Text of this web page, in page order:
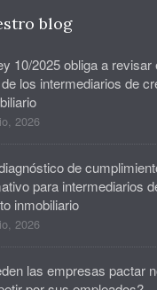
blog
10/2025 obliga a revisar
los intermediarios de
2026
de
para intermediarios
inmobiliario
2026
las empresas pactar